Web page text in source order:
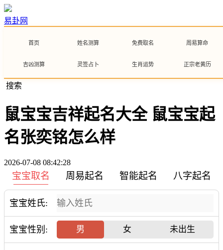
易卦网
首页 姓名测算 免费取名 周易算命
吉凶测算 灵签占卜 生肖运势 正宗老黄历
搜索
鼠宝宝吉祥起名大全 鼠宝宝起
名张奕铭怎么样
2026-07-08 08:42:28
宝宝取名 周易起名 智能起名 八字起名
宝宝姓氏:
宝宝性别: 男 女 未出生